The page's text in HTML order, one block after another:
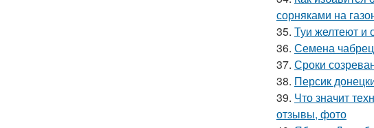
сорняками на
35. Туи желтеют и
36. Семена
37. Сроки
38. Персик
39. Что значит
отзывы, фото